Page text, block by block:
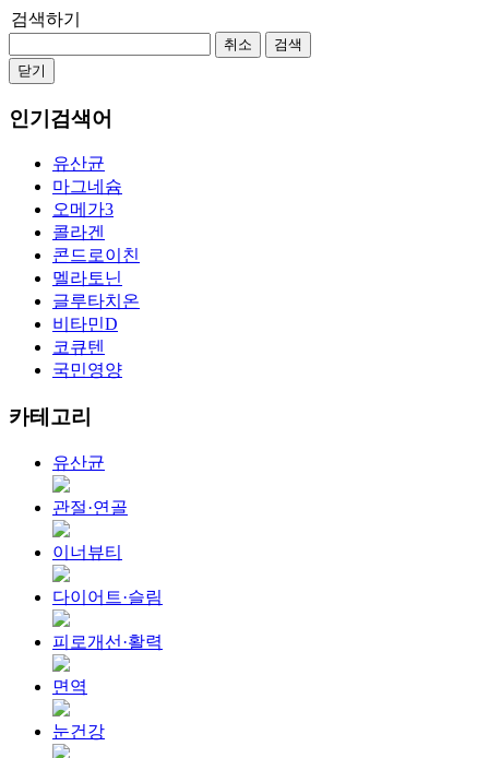
검색하기
취소
검색
닫기
인기검색어
유산균
마그네슘
오메가3
콜라겐
콘드로이친
멜라토닌
글루타치온
비타민D
코큐텐
국민영양
카테고리
유산균
관절·연골
이너뷰티
다이어트·슬림
피로개선·활력
면역
눈건강